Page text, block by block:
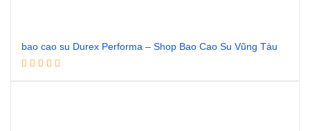
bao cao su Durex Performa – Shop Bao Cao Su Vũng Tàu